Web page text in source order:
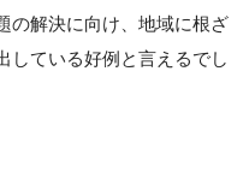
の解決に向け、地域に根ざ
している好例と言えるでし